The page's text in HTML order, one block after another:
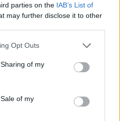
parties on the IAB’s List of
may further disclose it to other
app uses one or more Google
behaviour. You may click to
and its third-party tags to
purposes in below Google
Opt Outs
of my
of my
που κάνει πολύ καλή
τους
live αγώνες σήμερα